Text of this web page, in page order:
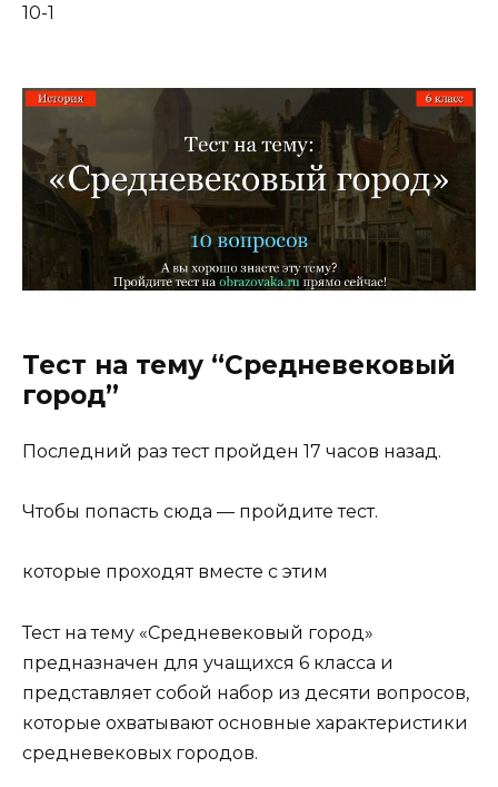
10-1
Тест на тему “Средневековый
город”
Последний раз тест пройден 17 часов назад.
Чтобы попасть сюда — пройдите тест.
которые проходят вместе с этим
Тест на тему «Средневековый город»
предназначен для учащихся 6 класса и
представляет собой набор из десяти вопросов,
которые охватывают основные характеристики
средневековых городов.